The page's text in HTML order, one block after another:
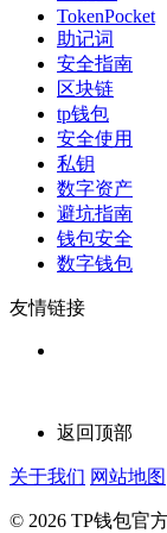
TokenPocket
助记词
安全指南
区块链
tp钱包
安全使用
私钥
数字资产
避坑指南
钱包安全
数字钱包
友情链接
返回顶部
关于我们 网站地图
© 2026 TP钱包官